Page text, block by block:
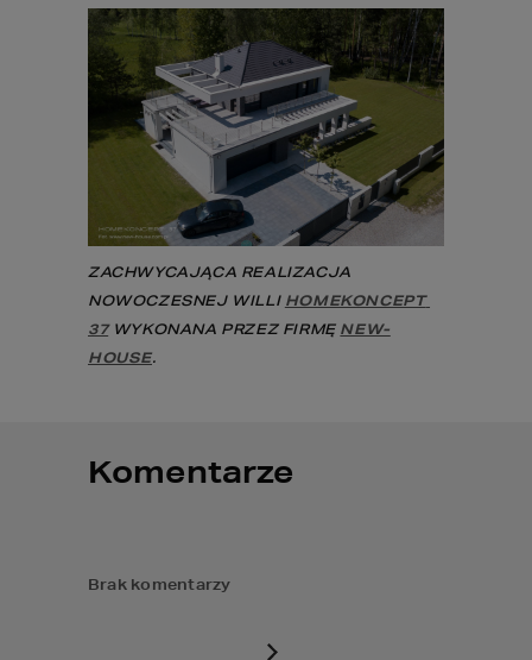
ZACHWYCAJĄCA REALIZACJA
NOWOCZESNEJ WILLI HOMEKONCEPT
37 WYKONANA PRZEZ FIRMĘ NEW-
HOUSE.
Komentarze
Brak komentarzy